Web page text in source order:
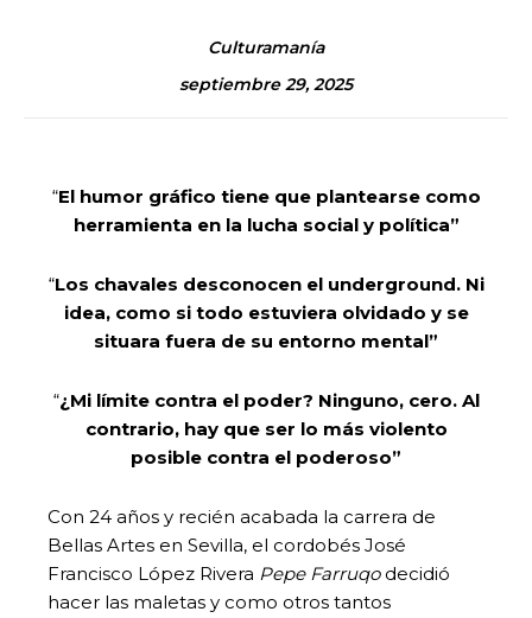
Culturamanía
septiembre 29, 2025
“El humor gráfico tiene que plantearse como
herramienta en la lucha social y política”
“Los chavales desconocen el underground. Ni
idea, como si todo estuviera olvidado y se
situara fuera de su entorno mental”
“¿Mi límite contra el poder? Ninguno, cero. Al
contrario, hay que ser lo más violento
posible contra el poderoso”
Con 24 años y recién acabada la carrera de
Bellas Artes en Sevilla, el cordobés José
Francisco López Rivera Pepe Farruqodecidió
hacer las maletas y como otros tantos